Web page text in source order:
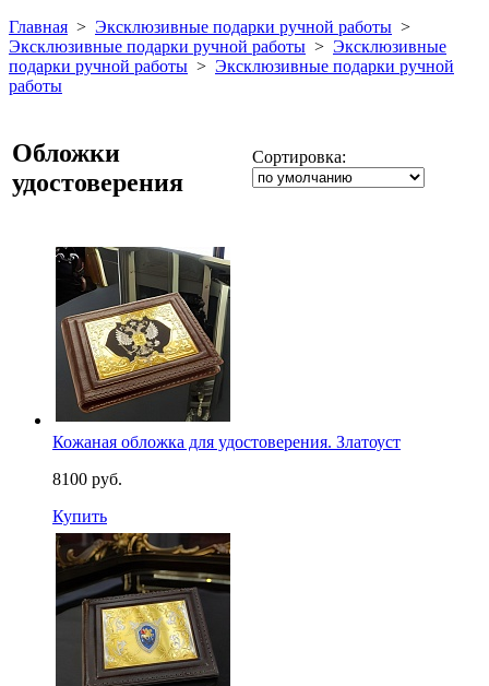
Главная > Эксклюзивные подарки ручной работы >
Эксклюзивные подарки ручной работы > Эксклюзивные
подарки ручной работы > Эксклюзивные подарки ручной
работы
Обложки
удостоверения
Сортировка:
Кожаная обложка для удостоверения. Златоуст
8100 руб.
Купить